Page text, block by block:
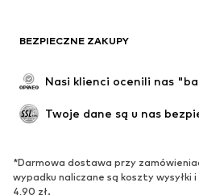
BEZPIECZNE ZAKUPY
Nasi klienci ocenili nas
Twoje dane są u nas
*Darmowa dostawa przy
wypadku naliczane są koszty wysyłki
4,90 zł.